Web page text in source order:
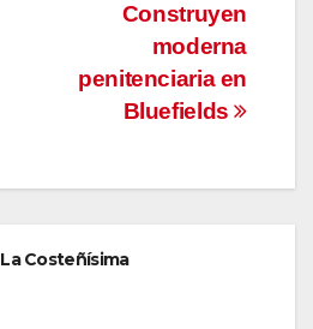
Construyen
moderna
penitenciaria en
Bluefields
La Costeñísima